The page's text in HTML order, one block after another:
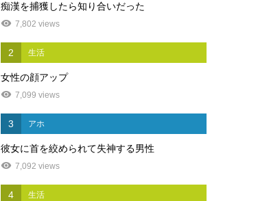
痴漢を捕獲したら知り合いだった
7,802 views
2 生活
女性の顔アップ
7,099 views
3 アホ
彼女に首を絞められて失神する男性
7,092 views
4 生活